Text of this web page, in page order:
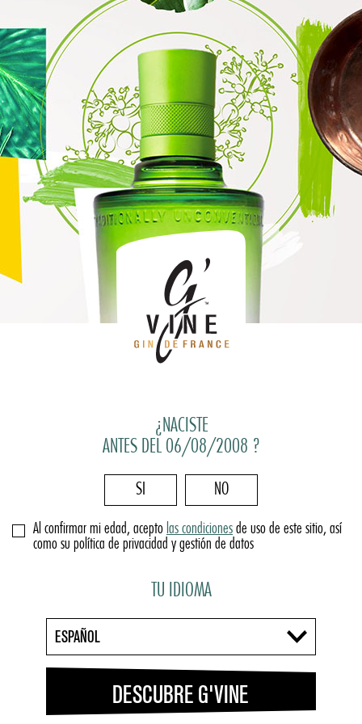
¿NACISTE
ANTES DEL 06/08/2008 ?
SI NO
Al confirmar mi edad, acepto las condiciones de uso de este sitio, así
como su política de privacidad y gestión de datos
TU IDIOMA